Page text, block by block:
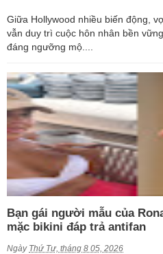
Giữa Hollywood nhiều biến động,
vẫn duy trì cuộc hôn nhân bền
đáng ngưỡng mộ....
Bạn gái người mẫu của
mặc bikini đáp trả antifan
Ngày Thứ Tư, tháng 8 05, 2026